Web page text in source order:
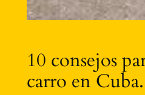
10 consejos
carro en